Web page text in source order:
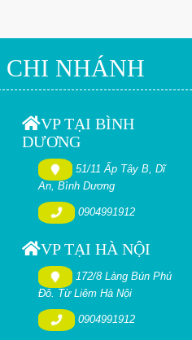
CHI NHÁNH
VP TẠI BÌNH
DƯƠNG
51/11 Ấp Tây B, Dĩ
An, Bình Dương
0904991912
VP TẠI HÀ NỘI
172/8 Làng Bún Phú
Đô. Từ Liêm Hà Nội
0904991912